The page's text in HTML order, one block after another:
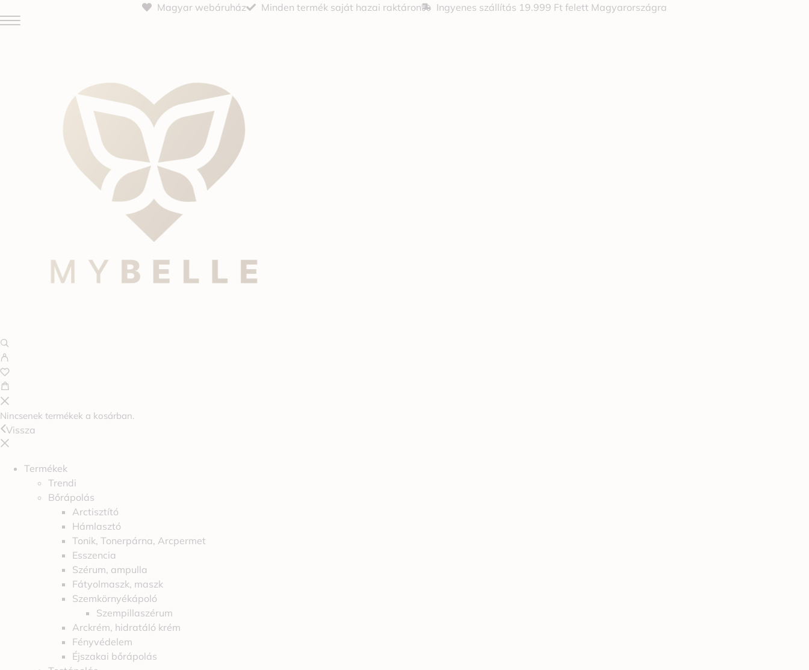
Magyar webáruház Minden termék saját hazai raktáron Ingyenes szállítás 19.999 Ft felett Magyarországra
Nincsenek termékek a kosárban.
Vissza
Termékek
Trendi
Bőrápolás
Arctisztító
Hámlasztó
Tonik, Tonerpárna, Arcpermet
Esszencia
Szérum, ampulla
Fátyolmaszk, maszk
Szemkörnyékápoló
Szempillaszérum
Arckrém, hidratáló krém
Fényvédelem
Éjszakai bőrápolás